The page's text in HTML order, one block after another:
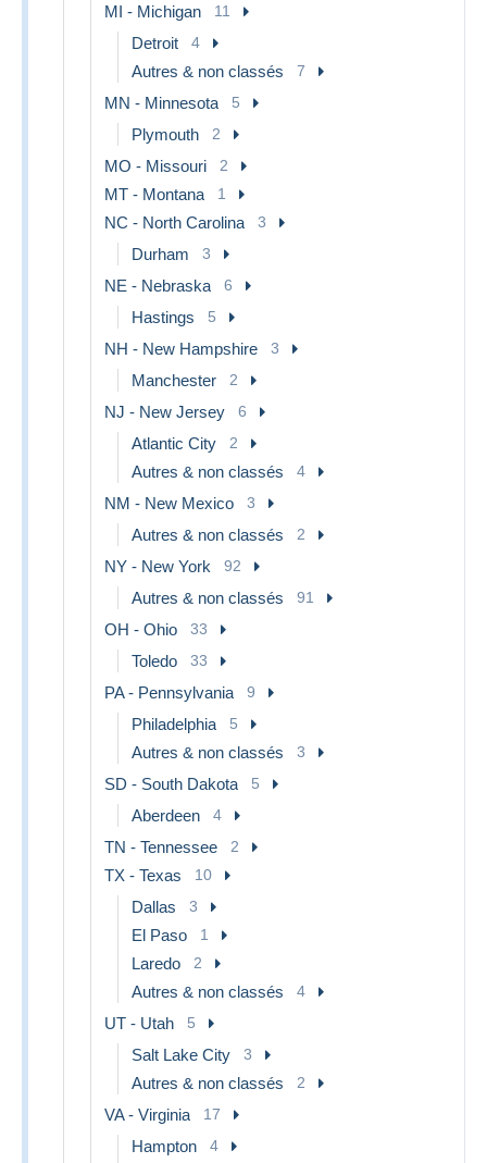
MI - Michigan 11
Detroit 4
Autres & non classés 7
MN - Minnesota 5
Plymouth 2
MO - Missouri 2
MT - Montana 1
NC - North Carolina 3
Durham 3
NE - Nebraska 6
Hastings 5
NH - New Hampshire 3
Manchester 2
NJ - New Jersey 6
Atlantic City 2
Autres & non classés 4
NM - New Mexico 3
Autres & non classés 2
NY - New York 92
Autres & non classés 91
OH - Ohio 33
Toledo 33
PA - Pennsylvania 9
Philadelphia 5
Autres & non classés 3
SD - South Dakota 5
Aberdeen 4
TN - Tennessee 2
TX - Texas 10
Dallas 3
El Paso 1
Laredo 2
Autres & non classés 4
UT - Utah 5
Salt Lake City 3
Autres & non classés 2
VA - Virginia 17
Hampton 4